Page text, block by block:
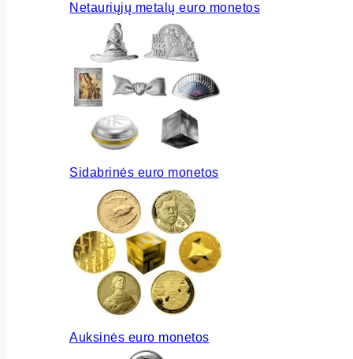
Netauriųjų metalų euro monetos
Sidabrinės euro monetos
Auksinės euro monetos